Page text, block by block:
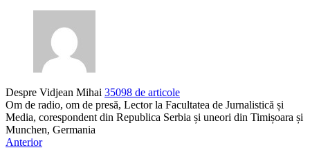
Despre Vidjean Mihai 35098 de articole
Om de radio, om de presă, Lector la Facultatea de Jurnalistică și
Media, corespondent din Republica Serbia și uneori din Timișoara și
Munchen, Germania
Anterior